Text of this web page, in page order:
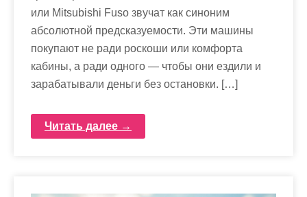
или Mitsubishi Fuso звучат как синоним
абсолютной предсказуемости. Эти машины
покупают не ради роскоши или комфорта
кабины, а ради одного — чтобы они ездили и
зарабатывали деньги без остановки. […]
Читать далее →